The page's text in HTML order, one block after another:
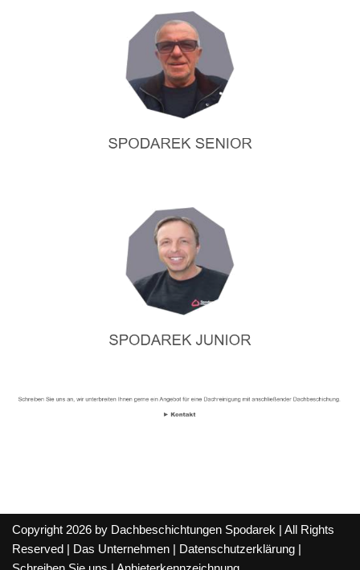
Copyright 2026 by Dachbeschichtungen Spodarek | All Rights
Reserved |
Das Unternehmen Datenschutzerklärung